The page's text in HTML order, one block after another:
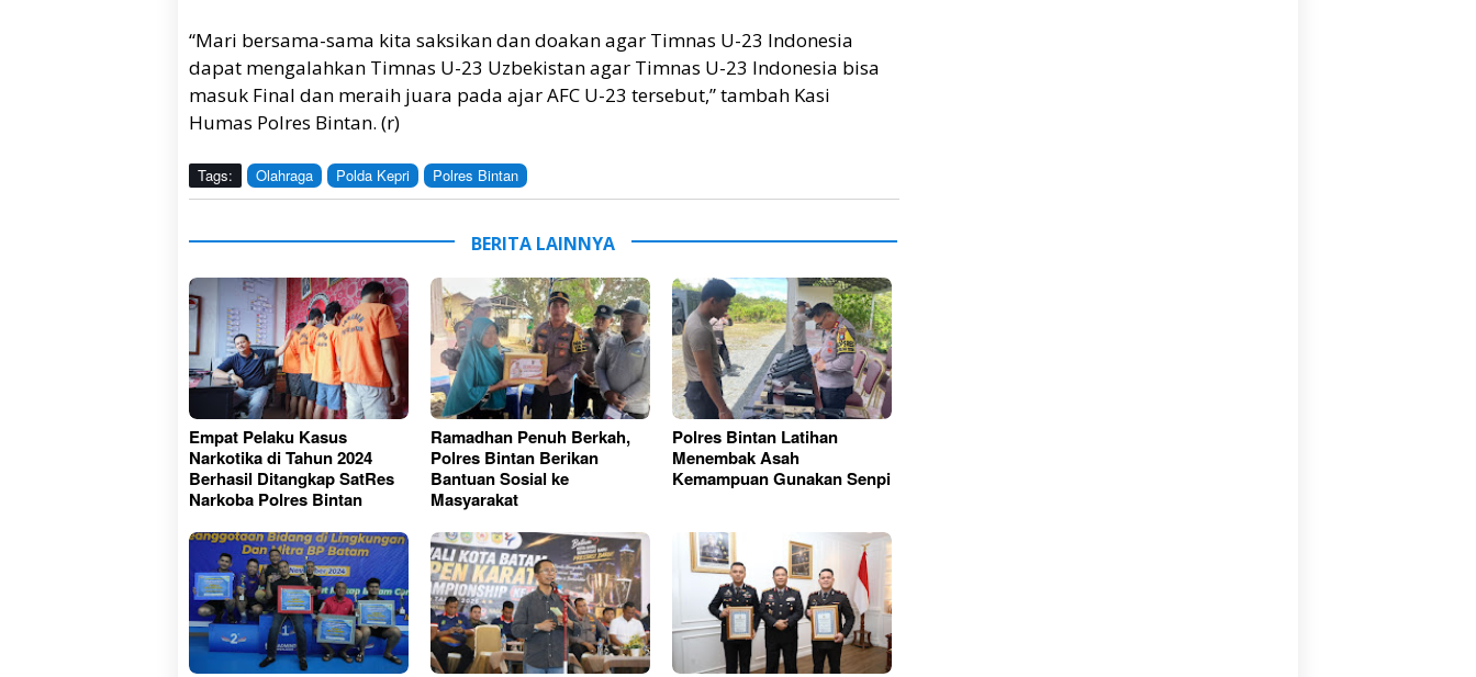
“Mari bersama-sama kita saksikan dan doakan agar Timnas U-23 Indonesia
dapat mengalahkan Timnas U-23 Uzbekistan agar Timnas U-23 Indonesia bisa
masuk Final dan meraih juara pada ajar AFC U-23 tersebut,” tambah Kasi
Humas Polres Bintan. (r)
Tags: Olahraga Polda Kepri Polres Bintan
BERITA LAINNYA
Empat Pelaku Kasus
Narkotika di Tahun 2024
Berhasil Ditangkap SatRes
Narkoba Polres Bintan
Ramadhan Penuh Berkah,
Polres Bintan Berikan
Bantuan Sosial ke
Masyarakat
Polres Bintan Latihan
Menembak Asah
Kemampuan Gunakan Senpi